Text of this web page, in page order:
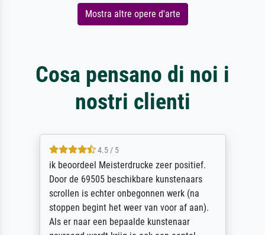
Mostra altre opere d'arte
Cosa pensano di noi i
nostri clienti
4.5 / 5
ik beoordeel Meisterdrucke zeer positief.
Door de 69505 beschikbare kunstenaars
scrollen is echter onbegonnen werk (na
stoppen begint het weer van voor af aan).
Als er naar een bepaalde kunstenaar